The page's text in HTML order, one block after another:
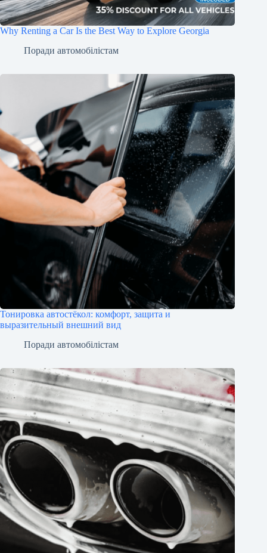
Why Renting a Car Is the Best Way to Explore Georgia
Поради автомобілістам
Тонировка автостёкол: комфорт, защита и
выразительный внешний вид
Поради автомобілістам